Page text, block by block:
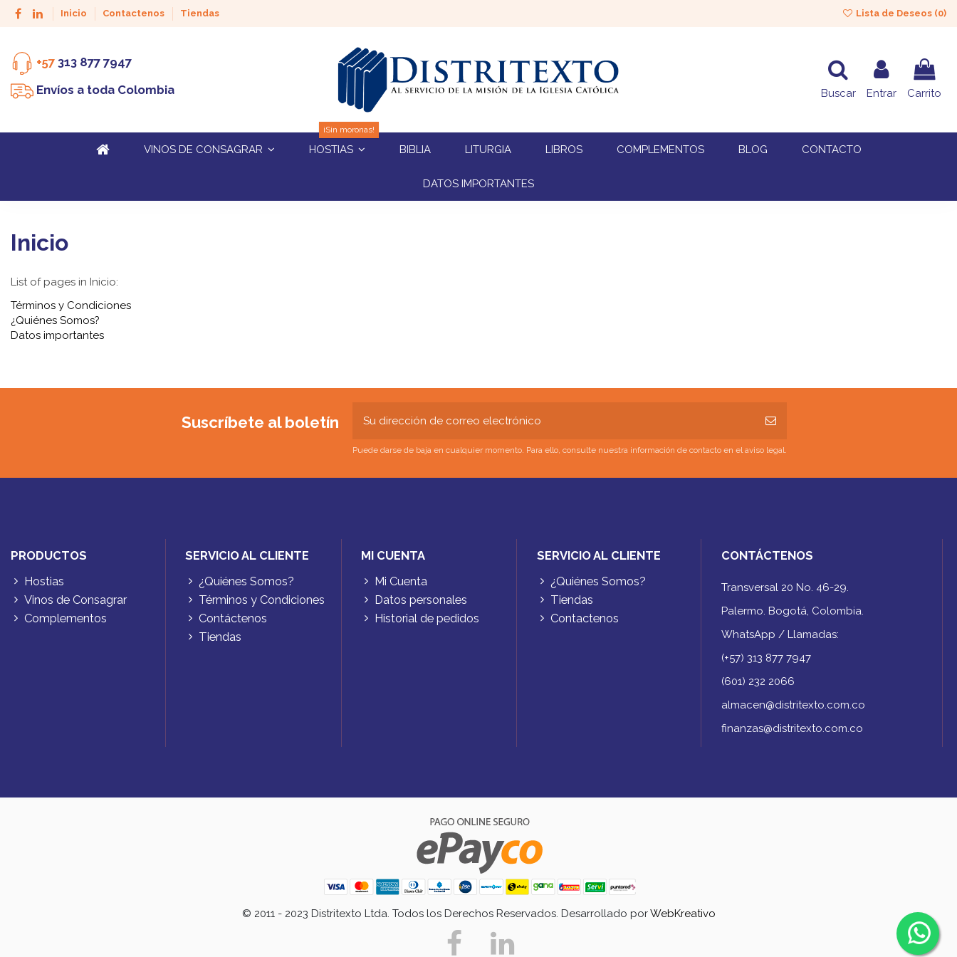
Inicio Contactenos Tiendas Lista de Deseos (0)
+57 313 877 7947
Envíos a toda Colombia
Buscar Entrar Carrito
VINOS DE CONSAGRAR HOSTIAS
¡Sin moronas!
BIBLIA LITURGIA LIBROS COMPLEMENTOS BLOG CONTACTO
DATOS IMPORTANTES
Inicio
List of pages in Inicio:
Términos y Condiciones
¿Quiénes Somos?
Datos importantes
Suscríbete al boletín
Puede darse de baja en cualquier momento. Para ello, consulte nuestra información de contacto en el aviso legal.
PRODUCTOS
Hostias
Vinos de Consagrar
Complementos
SERVICIO AL CLIENTE
¿Quiénes Somos?
Términos y Condiciones
Contáctenos
Tiendas
MI CUENTA
Mi Cuenta
Datos personales
Historial de pedidos
SERVICIO AL CLIENTE
¿Quiénes Somos?
Tiendas
Contactenos
CONTÁCTENOS
Transversal 20 No. 46-29.
Palermo. Bogotá, Colombia.
WhatsApp / Llamadas:
(+57) 313 877 7947
(601) 232 2066
almacen@distritexto.com.co
finanzas@distritexto.com.co
© 2011 - 2023 Distritexto Ltda. Todos los Derechos Reservados. Desarrollado porWebKreativo